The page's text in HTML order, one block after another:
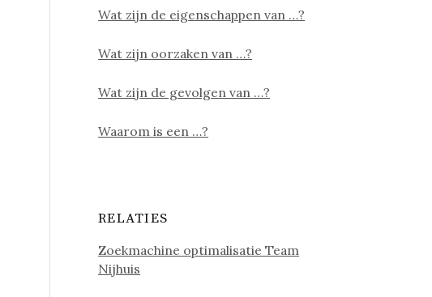
Wat zijn de eigenschappen van …?
Wat zijn oorzaken van …?
Wat zijn de gevolgen van …?
Waarom is een …?
RELATIES
Zoekmachine optimalisatie Team
Nijhuis